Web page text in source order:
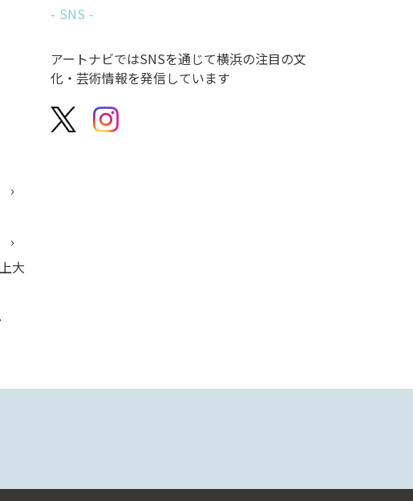
大
SNS
アートナビではSNSを通じて横浜の注目の文
化・芸術情報を発信しています